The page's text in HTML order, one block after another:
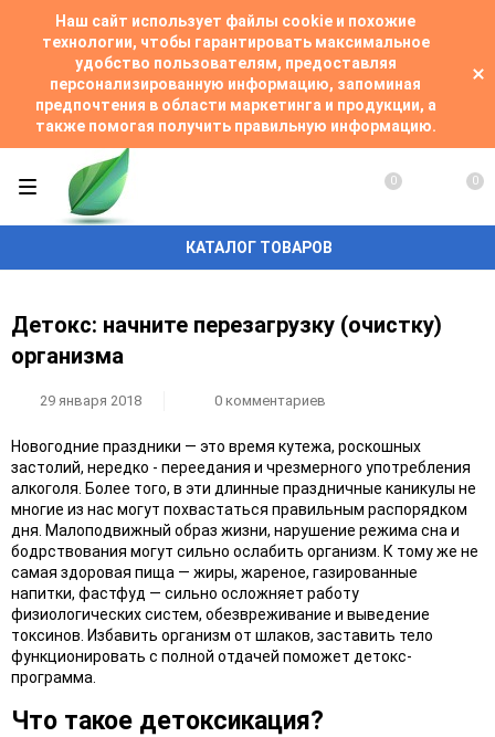
Наш сайт использует файлы cookie и похожие
технологии, чтобы гарантировать максимальное
удобство пользователям, предоставляя
персонализированную информацию, запоминая
предпочтения в области маркетинга и продукции, а
также помогая получить правильную информацию.
КАТАЛОГ ТОВАРОВ
0 0
Детокс: начните перезагрузку (очистку)
организма
29 января 2018 0 комментариев
Новогодние праздники — это время кутежа, роскошных
застолий, нередко - переедания и чрезмерного употребления
алкоголя. Более того, в эти длинные праздничные каникулы не
многие из нас могут похвастаться правильным распорядком
дня. Малоподвижный образ жизни, нарушение режима сна и
бодрствования могут сильно ослабить организм. К тому же не
самая здоровая пища — жиры, жареное, газированные
напитки, фастфуд — сильно осложняет работу
физиологических систем, обезвреживание и выведение
токсинов. Избавить организм от шлаков, заставить тело
функционировать с полной отдачей поможет детокс-
программа.
Что такое детоксикация?